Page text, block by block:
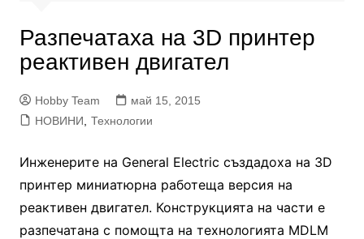
Разпечатаха на 3D принтер
реактивен двигател
Hobby Team
май 15, 2015
НОВИНИ
Технологии
Инженерите на General Electric създадоха на 3D
принтер миниатюрна работеща версия на
реактивен двигател. Конструкцията на части е
разпечатана с помощта на технологията MDLM